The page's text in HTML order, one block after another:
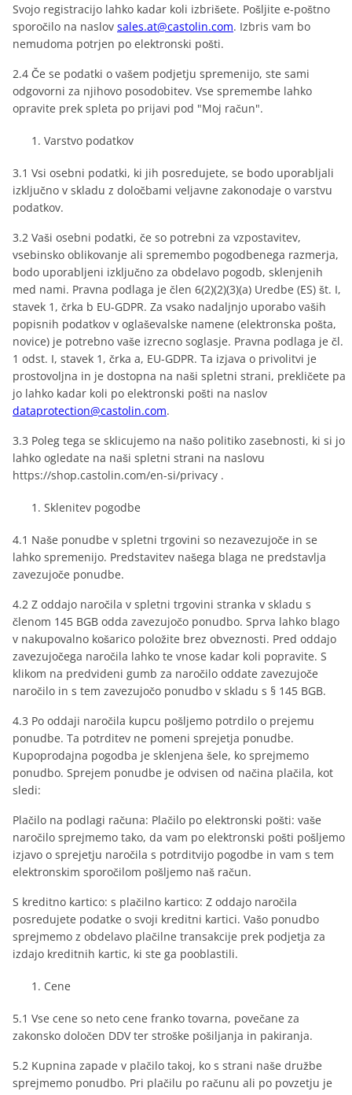
Svojo registracijo lahko kadar koli izbrišete. Pošljite e-poštno
sporočilo na naslov sales.at@castolin.com. Izbris vam bo
nemudoma potrjen po elektronski pošti.
2.4 Če se podatki o vašem podjetju spremenijo, ste sami
odgovorni za njihovo posodobitev. Vse spremembe lahko
opravite prek spleta po prijavi pod "Moj račun".
Varstvo podatkov
3.1 Vsi osebni podatki, ki jih posredujete, se bodo uporabljali
izključno v skladu z določbami veljavne zakonodaje o varstvu
podatkov.
3.2 Vaši osebni podatki, če so potrebni za vzpostavitev,
vsebinsko oblikovanje ali spremembo pogodbenega razmerja,
bodo uporabljeni izključno za obdelavo pogodb, sklenjenih
med nami. Pravna podlaga je člen 6(2)(2)(3)(a) Uredbe (ES) št. I,
stavek 1, črka b EU-GDPR. Za vsako nadaljnjo uporabo vaših
popisnih podatkov v oglaševalske namene (elektronska pošta,
novice) je potrebno vaše izrecno soglasje. Pravna podlaga je čl.
1 odst. I, stavek 1, črka a, EU-GDPR. Ta izjava o privolitvi je
prostovoljna in je dostopna na naši spletni strani, prekličete pa
jo lahko kadar koli po elektronski pošti na naslov
dataprotection@castolin.com.
3.3 Poleg tega se sklicujemo na našo politiko zasebnosti, ki si jo
lahko ogledate na naši spletni strani na naslovu
https://shop.castolin.com/en-si/privacy .
Sklenitev pogodbe
4.1 Naše ponudbe v spletni trgovini so nezavezujoče in se
lahko spremenijo. Predstavitev našega blaga ne predstavlja
zavezujoče ponudbe.
4.2 Z oddajo naročila v spletni trgovini stranka v skladu s
členom 145 BGB odda zavezujočo ponudbo. Sprva lahko blago
v nakupovalno košarico položite brez obveznosti. Pred oddajo
zavezujočega naročila lahko te vnose kadar koli popravite. S
klikom na predvideni gumb za naročilo oddate zavezujoče
naročilo in s tem zavezujočo ponudbo v skladu s § 145 BGB.
4.3 Po oddaji naročila kupcu pošljemo potrdilo o prejemu
ponudbe. Ta potrditev ne pomeni sprejetja ponudbe.
Kupoprodajna pogodba je sklenjena šele, ko sprejmemo
ponudbo. Sprejem ponudbe je odvisen od načina plačila, kot
sledi:
Plačilo na podlagi računa: Plačilo po elektronski pošti: vaše
naročilo sprejmemo tako, da vam po elektronski pošti pošljemo
izjavo o sprejetju naročila s potrditvijo pogodbe in vam s tem
elektronskim sporočilom pošljemo naš račun.
S kreditno kartico: s plačilno kartico: Z oddajo naročila
posredujete podatke o svoji kreditni kartici. Vašo ponudbo
sprejmemo z obdelavo plačilne transakcije prek podjetja za
izdajo kreditnih kartic, ki ste ga pooblastili.
Cene
5.1 Vse cene so neto cene franko tovarna, povečane za
zakonsko določen DDV ter stroške pošiljanja in pakiranja.
5.2 Kupnina zapade v plačilo takoj, ko s strani naše družbe
sprejmemo ponudbo. Pri plačilu po računu ali po povzetju je